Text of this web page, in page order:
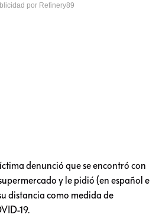
por Refinery89
denunció que se encontró con
y le pidió (en español e
distancia como medida de
19.